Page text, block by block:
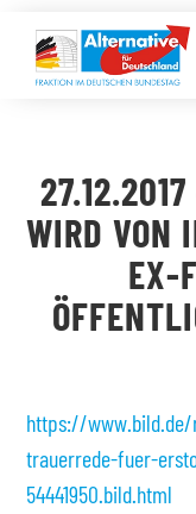
Inhalt
springen
LANDESGRUPPEN
VERANSTALTUNGEN
STELLENPORTAL
WIRD VON
EX-
https://
trauerrede-fuer-
54441950.bild.html